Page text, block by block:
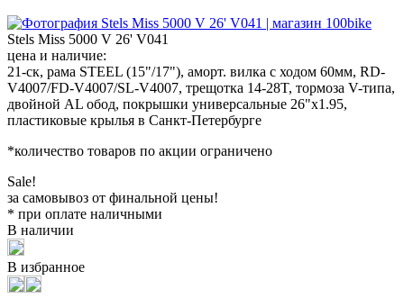
Stels Miss 5000 V 26' V041
цена и наличие:
21-ск, рама STEEL (15"/17"), аморт. вилка с ходом 60мм, RD-
V4007/FD-V4007/SL-V4007, трещотка 14-28T, тормоза V-типа,
двойной AL обод, покрышки универсальные 26"x1.95,
пластиковые крылья в Санкт-Петербурге
*количество товаров по акции ограничено
Sale!
за самовывоз от финальной цены!
* при оплате наличными
В наличии
В избранное